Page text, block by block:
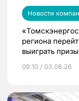
Новости
региона
выиграть призы
09:10 / 03.08.26